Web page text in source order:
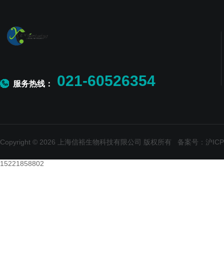
服务热线： 021-60526354
Copyright © 2026 上海信裕生物科技有限公司 版权所有 备案号：沪
15221858802